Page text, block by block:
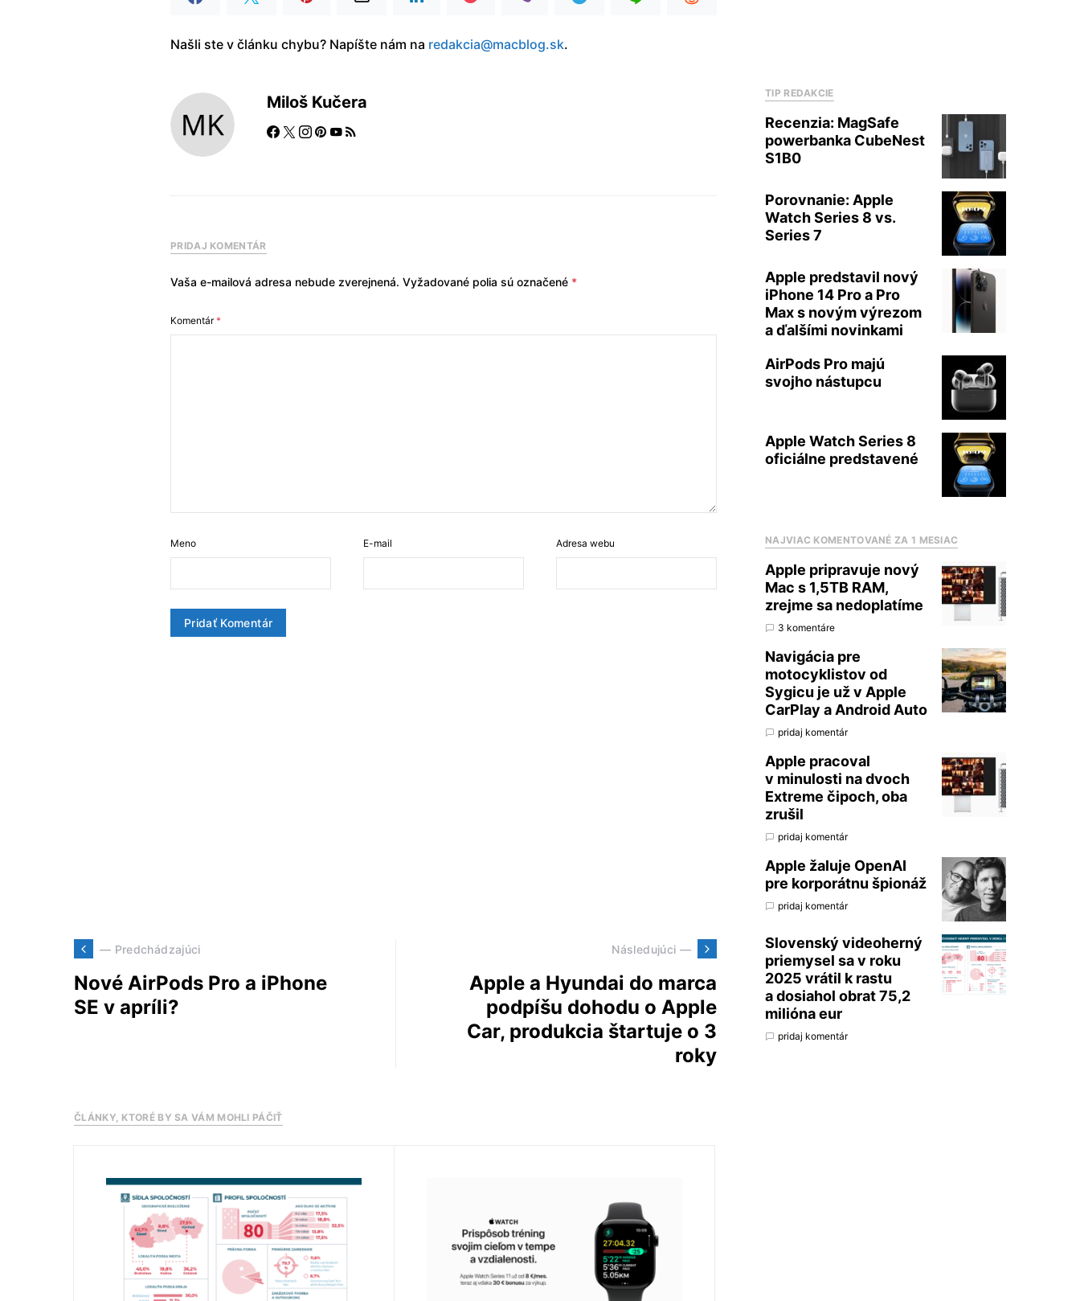
Našli ste v článku chybu? Napíšte nám na redakcia@macblog.sk.
Miloš Kučera
PRIDAJ KOMENTÁR
Vaša e-mailová adresa nebude zverejnená. Vyžadované polia sú označené *
Komentár*
Meno E-mail Adresa webu
— Predchádzajúci
Nové AirPods Pro a iPhone
SE v apríli?
Následujúci —
Apple a Hyundai do marca
podpíšu dohodu o Apple
Car, produkcia štartuje o 3
roky
ČLÁNKY, KTORÉ BY SA VÁM MOHLI PÁČIŤ
TIP REDAKCIE
Recenzia: MagSafe
powerbanka CubeNest
S1B0
Porovnanie: Apple
Watch Series 8 vs.
Series 7
Apple predstavil nový
iPhone 14 Pro a Pro
Max s novým výrezom
a ďalšími novinkami
AirPods Pro majú
svojho nástupcu
Apple Watch Series 8
oficiálne predstavené
NAJVIAC KOMENTOVANÉ ZA 1 MESIAC
Apple pripravuje nový
Mac s 1,5TB RAM,
zrejme sa nedoplatíme
3 komentáre
Navigácia pre
motocyklistov od
Sygicu je už v Apple
CarPlay a Android Auto
pridaj komentár
Apple pracoval
v minulosti na dvoch
Extreme čipoch, oba
zrušil
pridaj komentár
Apple žaluje OpenAI
pre korporátnu špionáž
pridaj komentár
Slovenský videoherný
priemysel sa v roku
2025 vrátil k rastu
a dosiahol obrat 75,2
milióna eur
pridaj komentár